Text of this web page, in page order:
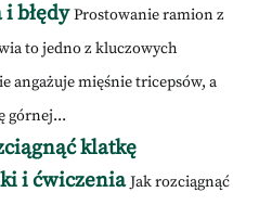
błędy Prostowanie ramion z
to jedno z kluczowych
angażuje mięśnie tricepsów, a
górnej...
klatkę
i ćwiczenia Jak rozciągnąć